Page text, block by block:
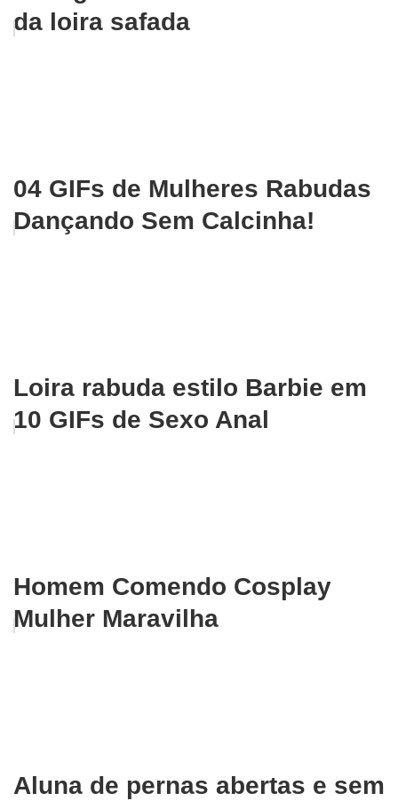
da loira safada
04 GIFs de Mulheres Rabudas
Dançando Sem Calcinha!
Loira rabuda estilo Barbie em
10 GIFs de Sexo Anal
Homem Comendo Cosplay
Mulher Maravilha
Aluna de pernas abertas e sem